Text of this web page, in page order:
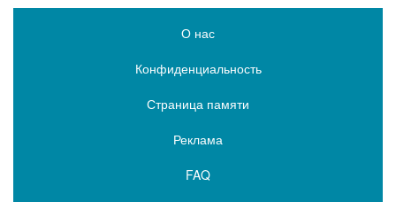
О нас
Конфиденциальность
Страница памяти
Реклама
FAQ